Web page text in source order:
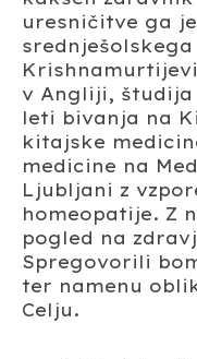
uresničitve ga
v Angliji,
leti bivanja na
kitajske
medicine na
Ljubljani z
homeopatije. Z
pogled na
Spregovorili
ter namenu
Celju.